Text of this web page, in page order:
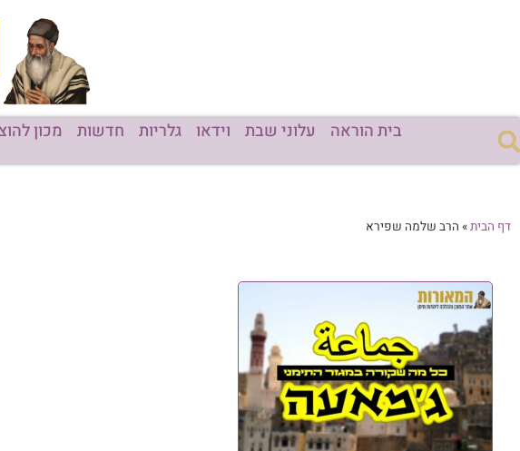
בית הוראה עלוני שבת וידאו גלריות חדשות מכון
דף הבית» הרב שלמה שפירא